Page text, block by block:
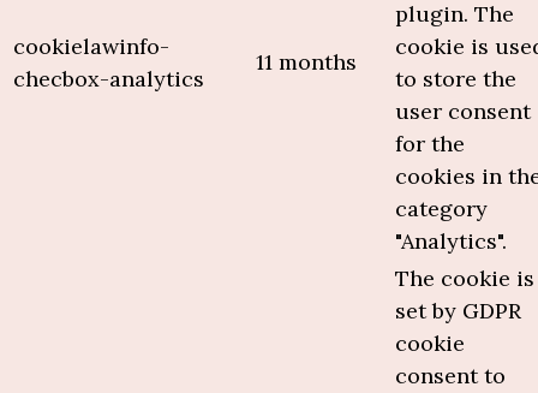
cookielawinfo-
checbox-analytics
11 months
plugin. The
cookie is
to store the
user consent
for the
cookies in
category
"Analytics".
The cookie is
set by GDPR
cookie
consent to